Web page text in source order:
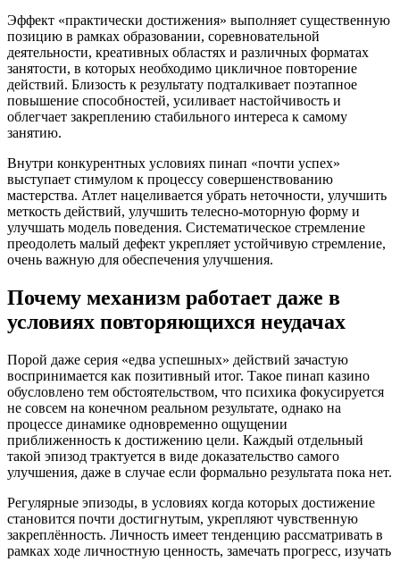
Эффект «практически достижения» выполняет существенную
позицию в рамках образовании, соревновательной
деятельности, креативных областях и различных форматах
занятости, в которых необходимо цикличное повторение
действий. Близость к результату подталкивает поэтапное
повышение способностей, усиливает настойчивость и
облегчает закреплению стабильного интереса к самому
занятию.
Внутри конкурентных условиях пинап «почти успех»
выступает стимулом к процессу совершенствованию
мастерства. Атлет нацеливается убрать неточности, улучшить
меткость действий, улучшить телесно-моторную форму и
улучшать модель поведения. Систематическое стремление
преодолеть малый дефект укрепляет устойчивую стремление,
очень важную для обеспечения улучшения.
Почему механизм работает даже в
условиях повторяющихся неудачах
Порой даже серия «едва успешных» действий зачастую
воспринимается как позитивный итог. Такое пинап казино
обусловлено тем обстоятельством, что психика фокусируется
не совсем на конечном реальном результате, однако на
процессе динамике одновременно ощущении
приближенность к достижению цели. Каждый отдельный
такой эпизод трактуется в виде доказательство самого
улучшения, даже в случае если формально результата пока нет.
Регулярные эпизоды, в условиях когда которых достижение
становится почти достигнутым, укрепляют чувственную
закреплённость. Личность имеет тенденцию рассматривать в
рамках ходе личностную ценность, замечать прогресс, изучать